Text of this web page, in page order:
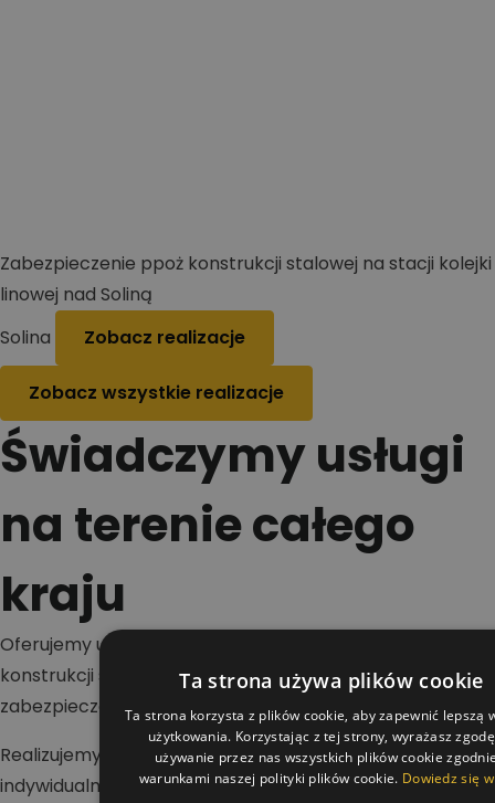
Zabezpieczenie ppoż konstrukcji stalowej na stacji kolejki
linowej nad Soliną
Solina
Zobacz realizacje
Zobacz wszystkie realizacje
Świadczymy usługi
na terenie całego
kraju
Oferujemy usługi w zakresie malowania dachów,
konstrukcji stalowych i betonowych oraz wykonywania
zabezpieczeń antykorozyjnych i ogniochronnych.
Realizujemy projekty na terenie całej Polski dla klientów
indywidualnych, firm i inwestorów przemysłowych.
Ta strona używa plików cookie
Ta strona korzysta z plików cookie, aby zapewnić lepszą
użytkowania. Korzystając z tej strony, wyrażasz
używanie przez nas wszystkich plików cookie
warunkami naszej polityki plików cookie. Dowiedz się